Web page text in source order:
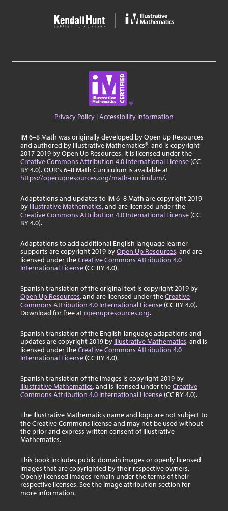
Privacy Policy |Accessibility Information
IM 6–8 Math was originally developed by Open Up Resources
and authored by Illustrative Mathematics®, and is copyright
2017-2019 by Open Up Resources. It is licensed under the
Creative Commons Attribution 4.0 International License (CC
BY 4.0). OUR's 6–8 Math Curriculum is available at
https://openupresources.org/math-curriculum/.
Adaptations and updates to IM 6–8 Math are copyright 2019
by Illustrative Mathematics, and are licensed under the
Creative Commons Attribution 4.0 International License (CC
BY 4.0).
Adaptations to add additional English language learner
supports are copyright 2019 byOpen Up Resources, and are
licensed under theCreative Commons Attribution 4.0
International License (CC BY 4.0).
Spanish translation of the original text is copyright 2019 by
Open Up Resources, and are licensed under theCreative
Commons Attribution 4.0 International License (CC BY 4.0).
Download for free atopenupresources.org.
Spanish translation of the English-language adapations and
updates are copyright 2019 by Illustrative Mathematics, and is
licensed under theCreative Commons Attribution 4.0
International License (CC BY 4.0).
Spanish translation of the images is copyright 2019 by
Illustrative Mathematics, and is licensed under theCreative
Commons Attribution 4.0 International License (CC BY 4.0).
The Illustrative Mathematics name and logo are not subject to
the Creative Commons license and may not be used without
the prior and express written consent of Illustrative
Mathematics.
This book includes public domain images or openly licensed
images that are copyrighted by their respective owners.
Openly licensed images remain under the terms of their
respective licenses. See the image attribution section for
more information.